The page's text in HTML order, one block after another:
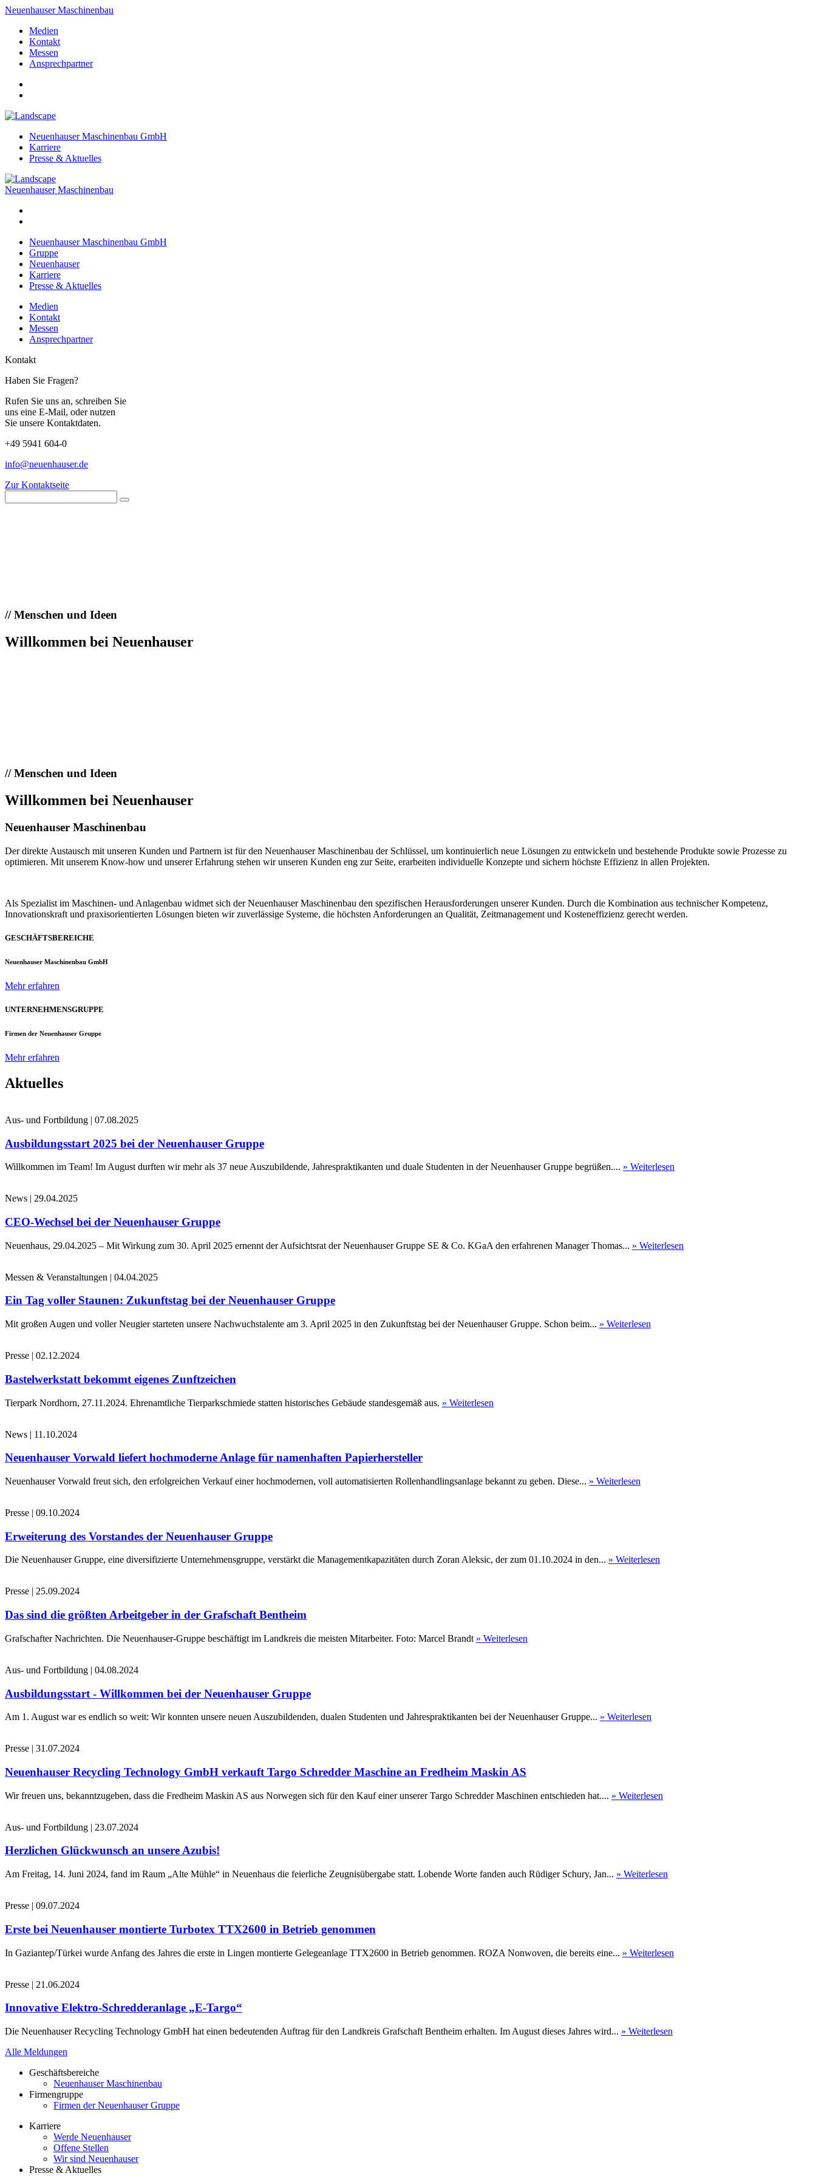
Neuenhauser Maschinenbau
Medien
Kontakt
Messen
Ansprechpartner
Neuenhauser Maschinenbau GmbH
Karriere
Presse & Aktuelles
Neuenhauser Maschinenbau
Neuenhauser Maschinenbau GmbH
Gruppe
Neuenhauser
Karriere
Presse & Aktuelles
Medien
Kontakt
Messen
Ansprechpartner
Kontakt
Haben Sie Fragen?
Rufen Sie uns an, schreiben Sie
uns eine E-Mail, oder nutzen
Sie unsere Kontaktdaten.
+49 5941 604-0
info@neuenhauser.de
Zur Kontaktseite
//Menschen und Ideen
Willkommen bei Neuenhauser
//Menschen und Ideen
Willkommen bei Neuenhauser
Neuenhauser Maschinenbau
Der direkte Austausch mit unseren Kunden und Partnern ist für den Neuenhauser Maschinenbau der Schlüssel, um kontinuierlich neue Lösungen zu entwickeln und bestehende Produkte sowie Prozesse zu
optimieren. Mit unserem Know-how und unserer Erfahrung stehen wir unseren Kunden eng zur Seite, erarbeiten individuelle Konzepte und sichern höchste Effizienz in allen Projekten.
Als Spezialist im Maschinen- und Anlagenbau widmet sich der Neuenhauser Maschinenbau den spezifischen Herausforderungen unserer Kunden. Durch die Kombination aus technischer Kompetenz,
Innovationskraft und praxisorientierten Lösungen bieten wir zuverlässige Systeme, die höchsten Anforderungen an Qualität, Zeitmanagement und Kosteneffizienz gerecht werden.
GESCHÄFTSBEREICHE
Neuenhauser Maschinenbau GmbH
Mehr erfahren
UNTERNEHMENSGRUPPE
Firmen der Neuenhauser Gruppe
Mehr erfahren
Aktuelles
Aus- und Fortbildung | 07.08.2025
Ausbildungsstart 2025 bei der Neuenhauser Gruppe
Willkommen im Team! Im August durften wir mehr als 37 neue Auszubildende, Jahrespraktikanten und duale Studenten in der Neuenhauser Gruppe begrüßen.... » Weiterlesen
News | 29.04.2025
CEO-Wechsel bei der Neuenhauser Gruppe
Neuenhaus, 29.04.2025 – Mit Wirkung zum 30. April 2025 ernennt der Aufsichtsrat der Neuenhauser Gruppe SE & Co. KGaA den erfahrenen Manager Thomas... » Weiterlesen
Messen & Veranstaltungen | 04.04.2025
Ein Tag voller Staunen: Zukunftstag bei der Neuenhauser Gruppe
Mit großen Augen und voller Neugier starteten unsere Nachwuchstalente am 3. April 2025 in den Zukunftstag bei der Neuenhauser Gruppe. Schon beim... » Weiterlesen
Presse | 02.12.2024
Bastelwerkstatt bekommt eigenes Zunftzeichen
Tierpark Nordhorn, 27.11.2024. Ehrenamtliche Tierparkschmiede statten historisches Gebäude standesgemäß aus. » Weiterlesen
News | 11.10.2024
Neuenhauser Vorwald liefert hochmoderne Anlage für namenhaften Papierhersteller
Neuenhauser Vorwald freut sich, den erfolgreichen Verkauf einer hochmodernen, voll automatisierten Rollenhandlingsanlage bekannt zu geben. Diese... » Weiterlesen
Presse | 09.10.2024
Erweiterung des Vorstandes der Neuenhauser Gruppe
Die Neuenhauser Gruppe, eine diversifizierte Unternehmensgruppe, verstärkt die Managementkapazitäten durch Zoran Aleksic, der zum 01.10.2024 in den... » Weiterlesen
Presse | 25.09.2024
Das sind die größten Arbeitgeber in der Grafschaft Bentheim
Grafschafter Nachrichten. Die Neuenhauser-Gruppe beschäftigt im Landkreis die meisten Mitarbeiter. Foto: Marcel Brandt » Weiterlesen
Aus- und Fortbildung | 04.08.2024
Ausbildungsstart - Willkommen bei der Neuenhauser Gruppe
Am 1. August war es endlich so weit: Wir konnten unsere neuen Auszubildenden, dualen Studenten und Jahrespraktikanten bei der Neuenhauser Gruppe... » Weiterlesen
Presse | 31.07.2024
Neuenhauser Recycling Technology GmbH verkauft Targo Schredder Maschine an Fredheim Maskin AS
Wir freuen uns, bekanntzugeben, dass die Fredheim Maskin AS aus Norwegen sich für den Kauf einer unserer Targo Schredder Maschinen entschieden hat.... » Weiterlesen
Aus- und Fortbildung | 23.07.2024
Herzlichen Glückwunsch an unsere Azubis!
Am Freitag, 14. Juni 2024, fand im Raum „Alte Mühle“ in Neuenhaus die feierliche Zeugnisübergabe statt. Lobende Worte fanden auch Rüdiger Schury, Jan... » Weiterlesen
Presse | 09.07.2024
Erste bei Neuenhauser montierte Turbotex TTX2600 in Betrieb genommen
In Gaziantep/Türkei wurde Anfang des Jahres die erste in Lingen montierte Gelegeanlage TTX2600 in Betrieb genommen. ROZA Nonwoven, die bereits eine... » Weiterlesen
Presse | 21.06.2024
Innovative Elektro-Schredderanlage „E-Targo“
Die Neuenhauser Recycling Technology GmbH hat einen bedeutenden Auftrag für den Landkreis Grafschaft Bentheim erhalten. Im August dieses Jahres wird... » Weiterlesen
Alle Meldungen
Geschäftsbereiche
Neuenhauser Maschinenbau
Firmengruppe
Firmen der Neuenhauser Gruppe
Karriere
Werde Neuenhauser
Offene Stellen
Wir sind Neuenhauser
Presse & Aktuelles